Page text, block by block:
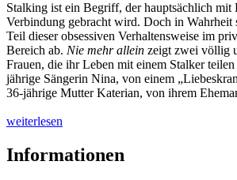
Stalking ist ein Begriff, der hauptsächlich mit
Verbindung gebracht wird. Doch in Wahrheit
Teil dieser obsessiven Verhaltensweise im
Bereich ab. Nie mehr allein zeigt zwei völlig
Frauen, die ihr Leben mit einem Stalker
jährige Sängerin Nina, von einem
36-jährige Mutter Katerian, von ihrem
weiterlesen
Informationen